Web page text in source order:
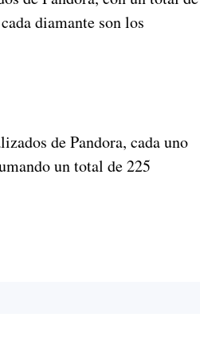
diamante son los
de Pandora, cada uno
un total de 225